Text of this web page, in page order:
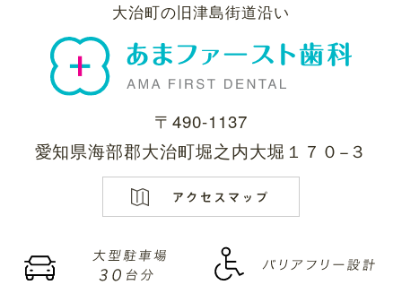
大治町の旧津島街道沿い
〒490-1137
愛知県海部郡大治町堀之内大堀１７０−３